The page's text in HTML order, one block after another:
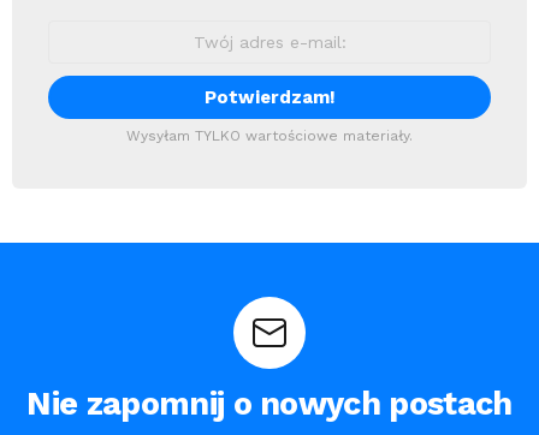
Wysyłam TYLKO wartościowe materiały.
Nie zapomnij o nowych postach